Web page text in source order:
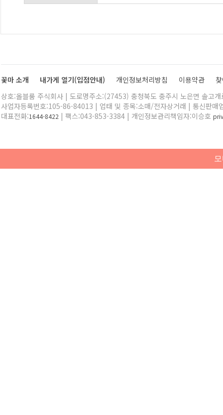
꽃마 소개 내가게 열기(입점안내) 개인정보처리방침 이용약관
상호:올블룸 주식회사 | 도로명주소:(27453) 충청북도 충주시 노은면 솔고
사업자등록번호:105-86-84013 | 업태 및 종목:소매/전자상거래 | 통신판매
대표전화:1644-8422 | 팩스:043-853-3384 | 개인정보관리책임자:이승호